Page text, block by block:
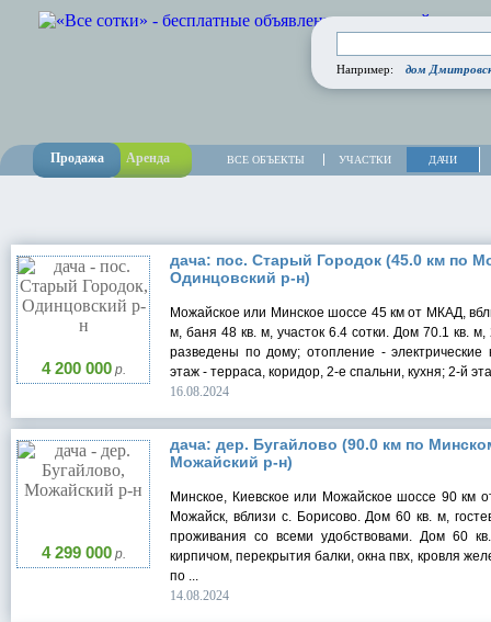
ВСЕ ОБЪЕКТЫ УЧАСТКИ ДАЧИ
Продажа Аренда
Например: дом
4 200 000р.
дача: пос. Старый Городок (45.0 км по
Одинцовский р-н)
Можайское или Минское шоссе 45 км от МКАД,
м, баня 48 кв. м, участок 6.4 сотки. Дом 70.1 кв.
разведены по дому; отопление - электрические
этаж - терраса, коридор, 2-е спальни, кухня; 2-й
16.08.2024
4 299 000р.
дача: дер. Бугайлово (90.0 км по
Можайский р-н)
Минское, Киевское или Можайское шоссе 90 км
Можайск, вблизи с. Борисово. Дом 60 кв. м,
проживания со всеми удобствовами. Дом 60
кирпичом, перекрытия балки, окна пвх, кровля
по ...
14.08.2024